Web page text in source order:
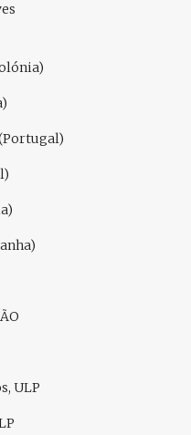
ULP